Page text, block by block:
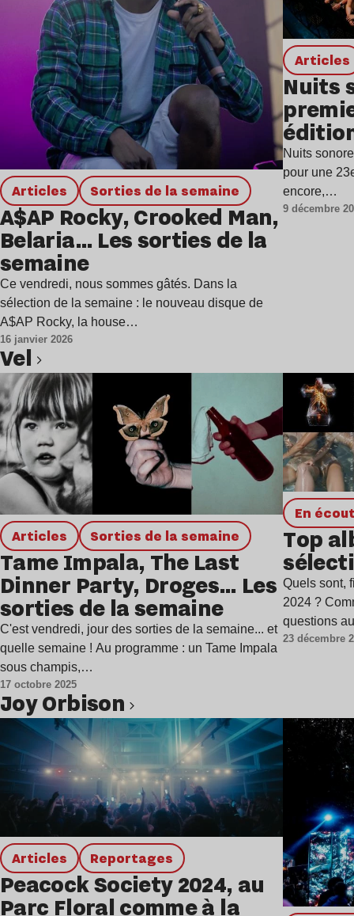
Articles Sorties de la semaine
A$AP Rocky, Crooked Man,
Belaria… Les sorties de la
semaine
Ce vendredi, nous sommes gâtés. Dans la
sélection de la semaine : le nouveau disque de
A$AP Rocky, la house…
16 janvier 2026
Articles
Nuits
Nuits
pour une
encore,…
9 décembre
Vel
Articles Sorties de la semaine
Tame Impala, The Last
Dinner Party, Droges… Les
sorties de la semaine
C'est vendredi, jour des sorties de la semaine... et
quelle semaine ! Au programme : un Tame Impala
sous champis,…
17 octobre 2025
en
Top
Quels sont,
2024 ?
questions
23 décembre
Joy Orbison
Articles Reportages
Peacock Society 2024, au
Parc Floral comme à la
Lire l’article